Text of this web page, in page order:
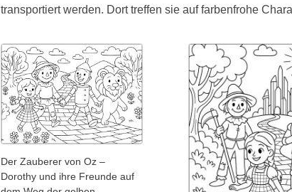
transportiert werden. Dort treffen sie auf farbenfrohe
Der Zauberer von Oz –
Dorothy und ihre Freunde auf